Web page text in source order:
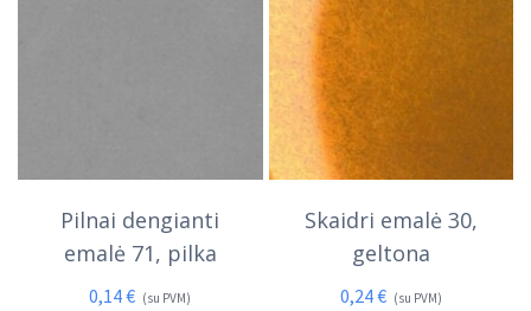
Pilnai dengianti
emalė 71, pilka
0,14€ (su PVM)
Skaidri emalė 30,
geltona
0,24€ (su PVM)